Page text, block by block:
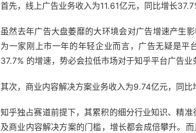
首先，线上广告业务收入为11.61亿元，同比增长
虽然去年广告大盘萎靡的大环境会对广告增速产
为一家刚上市一年的年轻企业而言，广告无疑是
37.7% 的增速，势必会拉低市场对于知乎平台广告业
其次，商业内容解决方案业务收入为9.74亿元，同比
知乎独占赛道前提下，其累积的细分行业知识、精
及商业内容解决方案的门槛，增长都会成倍攀升。